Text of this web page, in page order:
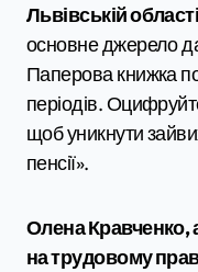
Львівській
основне джерело
Паперова книжка
періодів.
щоб уникнути
пенсії».
Олена Кравченко,
на трудовому